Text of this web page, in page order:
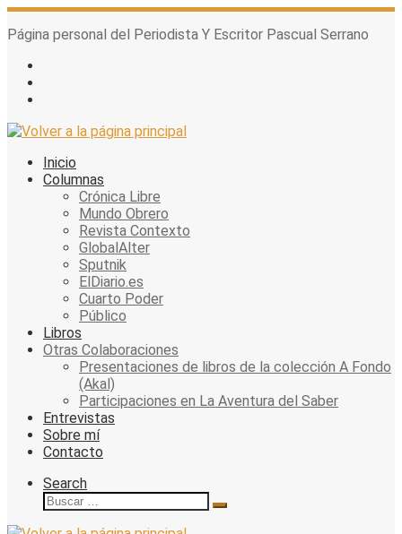
Skip
to
Página personal del Periodista Y Escritor Pascual Serrano
Inicio
Columnas
Crónica Libre
Mundo Obrero
Revista Contexto
GlobalAlter
Sputnik
ElDiario.es
Cuarto Poder
Público
Libros
Otras Colaboraciones
Presentaciones de libros de la colección A Fondo
(Akal)
Participaciones en La Aventura del Saber
Entrevistas
Sobre mí
Contacto
Search
Buscar
Buscar